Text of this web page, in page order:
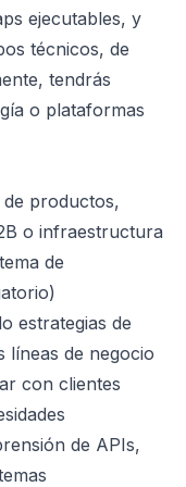
ejecutables, y
técnicos, de
tendrás
o plataformas
productos,
o infraestructura
de
estrategias de
líneas de negocio
con clientes
de APIs,